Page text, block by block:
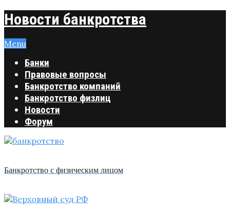
Новости банкротства
Menu
Банки
Правовые вопросы
Банкротство компаний
Банкротство физлиц
Новости
Форум
Банкротство с физическим лицом